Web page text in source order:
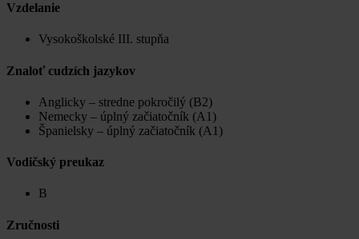
Vzdelanie
Vysokoškolské III. stupňa
Znaloť cudzích jazykov
Anglicky – stredne pokročilý (B2)
Nemecky – úplný začiatočník (A1)
Španielsky – úplný začiatočník (A1)
Vodičský preukaz
B
Zručnosti